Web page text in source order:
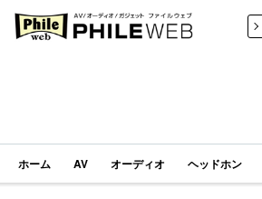
PHILE WEB｜AV/オーディオ/ガジェ
ホーム AV オーディオ ヘッドホン